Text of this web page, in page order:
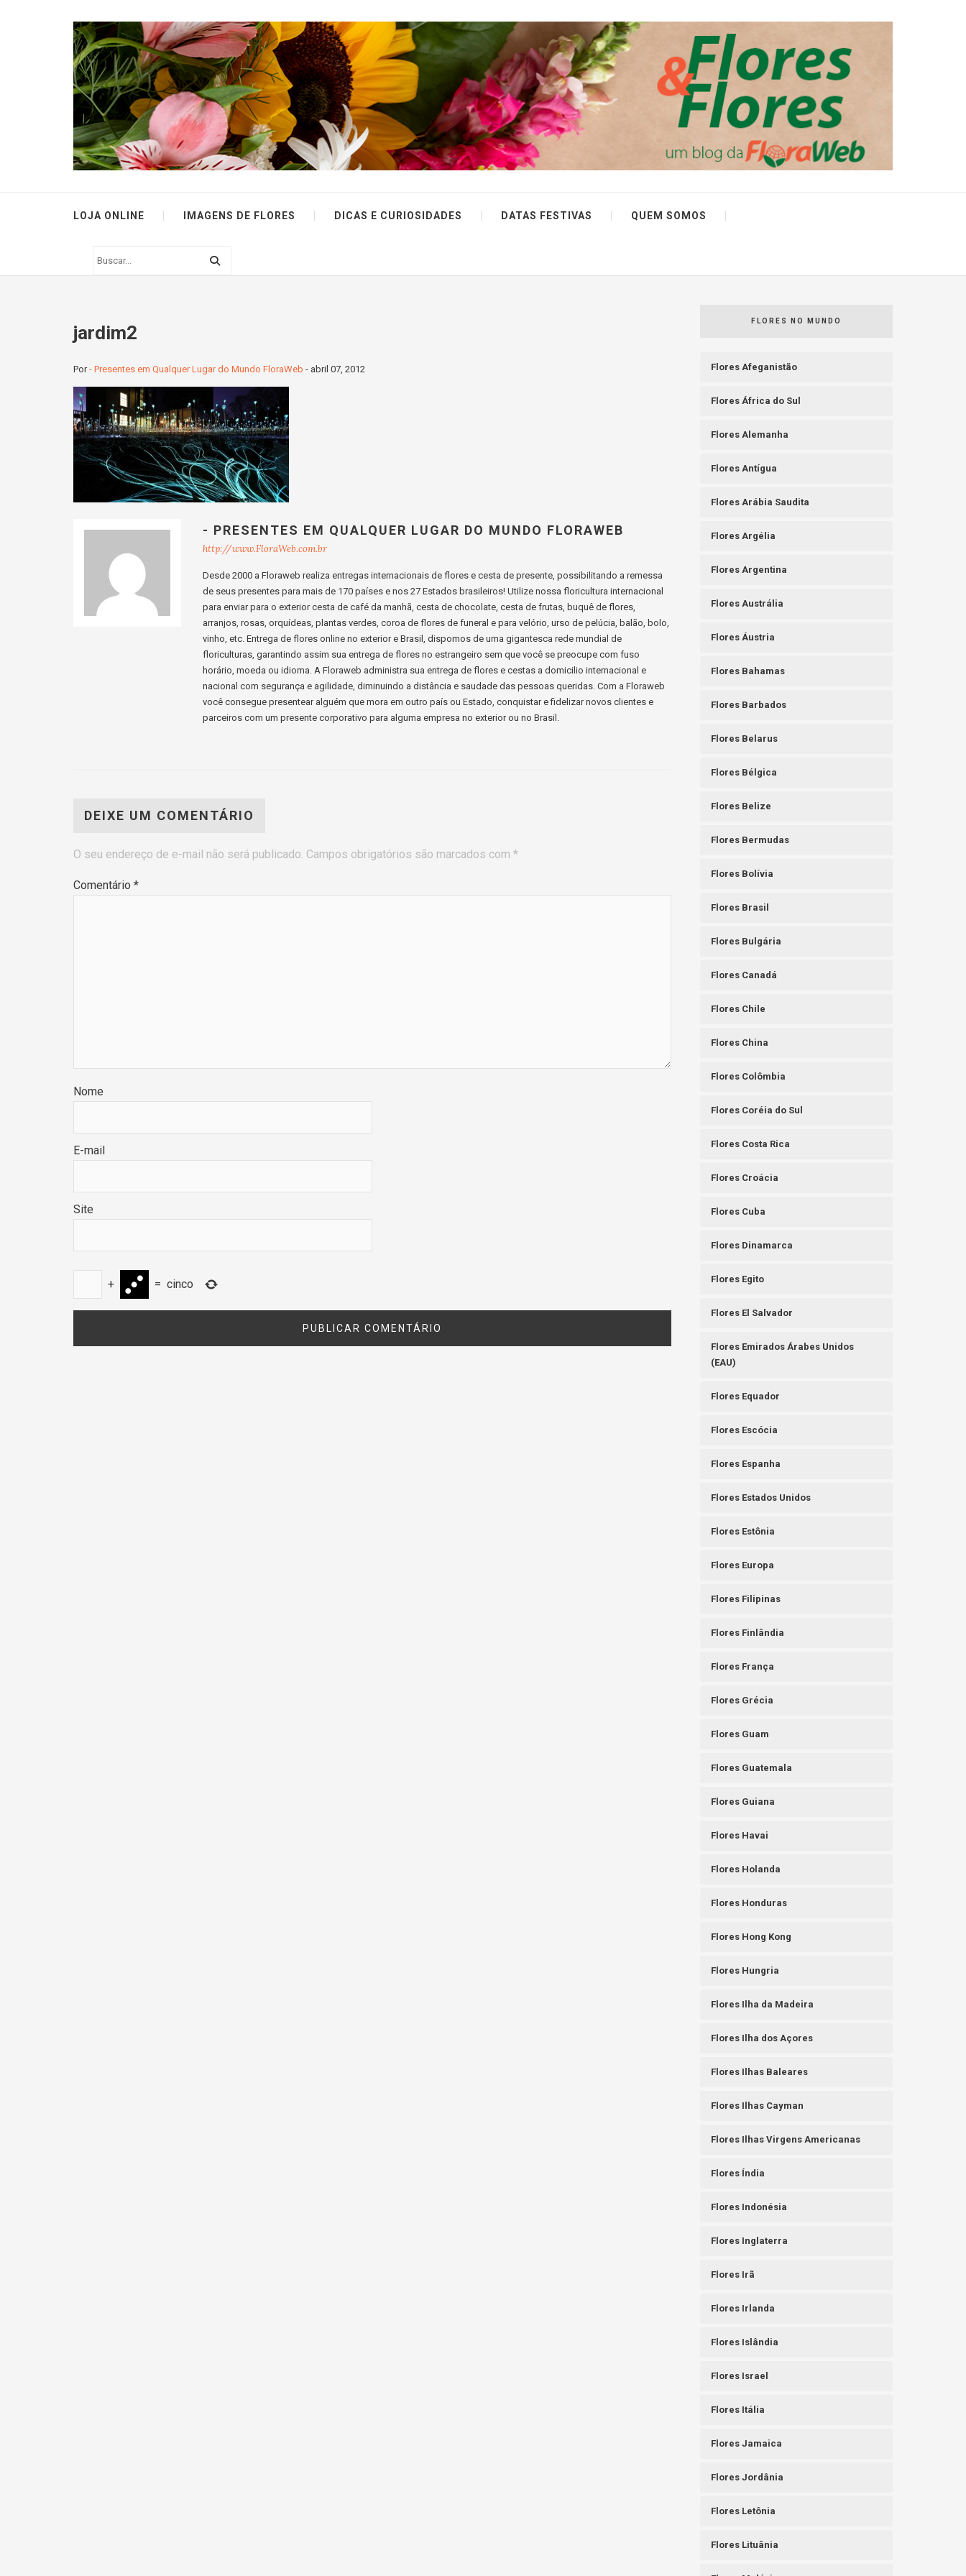
LOJA ONLINE IMAGENS DE FLORES DICAS E CURIOSIDADES DATAS FESTIVAS QUEM SOMOS
jardim2
Por- Presentes em Qualquer Lugar do Mundo FloraWeb - abril 07, 2012
- PRESENTES EM QUALQUER LUGAR DO MUNDO FLORAWEB
http://www.FloraWeb.com.br
Desde 2000 a Floraweb realiza entregas internacionais de flores e cesta de presente, possibilitando a remessa
de seus presentes para mais de 170 países e nos 27 Estados brasileiros! Utilize nossa floricultura internacional
para enviar para o exterior cesta de café da manhã, cesta de chocolate, cesta de frutas, buquê de flores,
arranjos, rosas, orquídeas, plantas verdes, coroa de flores de funeral e para velório, urso de pelúcia, balão, bolo,
vinho, etc. Entrega de flores online no exterior e Brasil, dispomos de uma gigantesca rede mundial de
floriculturas, garantindo assim sua entrega de flores no estrangeiro sem que você se preocupe com fuso
horário, moeda ou idioma. A Floraweb administra sua entrega de flores e cestas a domicilio internacional e
nacional com segurança e agilidade, diminuindo a distância e saudade das pessoas queridas. Com a Floraweb
você consegue presentear alguém que mora em outro país ou Estado, conquistar e fidelizar novos clientes e
parceiros com um presente corporativo para alguma empresa no exterior ou no Brasil.
DEIXE UM COMENTÁRIO
O seu endereço de e-mail não será publicado. Campos obrigatórios são marcados com *
Comentário *
Nome
E-mail
Site
+ = cinco
FLORES NO MUNDO
Flores Afeganistão
Flores África do Sul
Flores Alemanha
Flores Antígua
Flores Arábia Saudita
Flores Argélia
Flores Argentina
Flores Austrália
Flores Áustria
Flores Bahamas
Flores Barbados
Flores Belarus
Flores Bélgica
Flores Belize
Flores Bermudas
Flores Bolívia
Flores Brasil
Flores Bulgária
Flores Canadá
Flores Chile
Flores China
Flores Colômbia
Flores Coréia do Sul
Flores Costa Rica
Flores Croácia
Flores Cuba
Flores Dinamarca
Flores Egito
Flores El Salvador
Flores Emirados Árabes Unidos
(EAU)
Flores Equador
Flores Escócia
Flores Espanha
Flores Estados Unidos
Flores Estônia
Flores Europa
Flores Filipinas
Flores Finlândia
Flores França
Flores Grécia
Flores Guam
Flores Guatemala
Flores Guiana
Flores Havai
Flores Holanda
Flores Honduras
Flores Hong Kong
Flores Hungria
Flores Ilha da Madeira
Flores Ilha dos Açores
Flores Ilhas Baleares
Flores Ilhas Cayman
Flores Ilhas Virgens Americanas
Flores Índia
Flores Indonésia
Flores Inglaterra
Flores Irã
Flores Irlanda
Flores Islândia
Flores Israel
Flores Itália
Flores Jamaica
Flores Jordânia
Flores Letônia
Flores Lituânia